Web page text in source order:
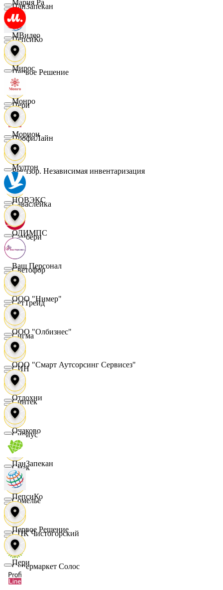
ПанЗапекан
ПепсиКо
Первое Решение
Пери
ПрофиЛайн
Ревизор. Независимая инвентаризация
Саваслейка
Самбери
Светофор
СетТрейд
Сигма
СИН
Синтек
Сириус
Смак
Сомелье
СПК Чистогорский
Супермаркет Солос
Мария Ра
МВидео
Мирос
Монро
Морион
Мултон
НОВЭКС
ОЛИМПС
Ваш Персонал
ООО "Нимер"
ООО "Олбизнес"
ООО "Смарт Аутсорсинг Сервисез"
Отдохни
Очаково
ПанЗапекан
ПепсиКо
Первое Решение
Пери